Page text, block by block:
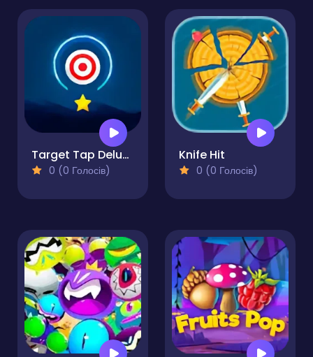
Target Tap Deluxe
0 (0 Голосів)
Knife Hit
0 (0 Голосів)